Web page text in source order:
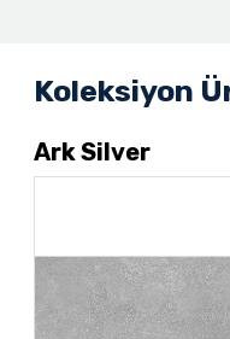
Koleksiyon
Ark Silver